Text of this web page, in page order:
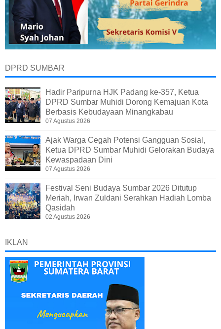
DPRD SUMBAR
Hadir Paripurna HJK Padang ke-357, Ketua
DPRD Sumbar Muhidi Dorong Kemajuan Kota
Berbasis Kebudayaan Minangkabau
07 Agustus 2026
Ajak Warga Cegah Potensi Gangguan Sosial,
Ketua DPRD Sumbar Muhidi Gelorakan Budaya
Kewaspadaan Dini
07 Agustus 2026
Festival Seni Budaya Sumbar 2026 Ditutup
Meriah, Irwan Zuldani Serahkan Hadiah Lomba
Qasidah
02 Agustus 2026
IKLAN